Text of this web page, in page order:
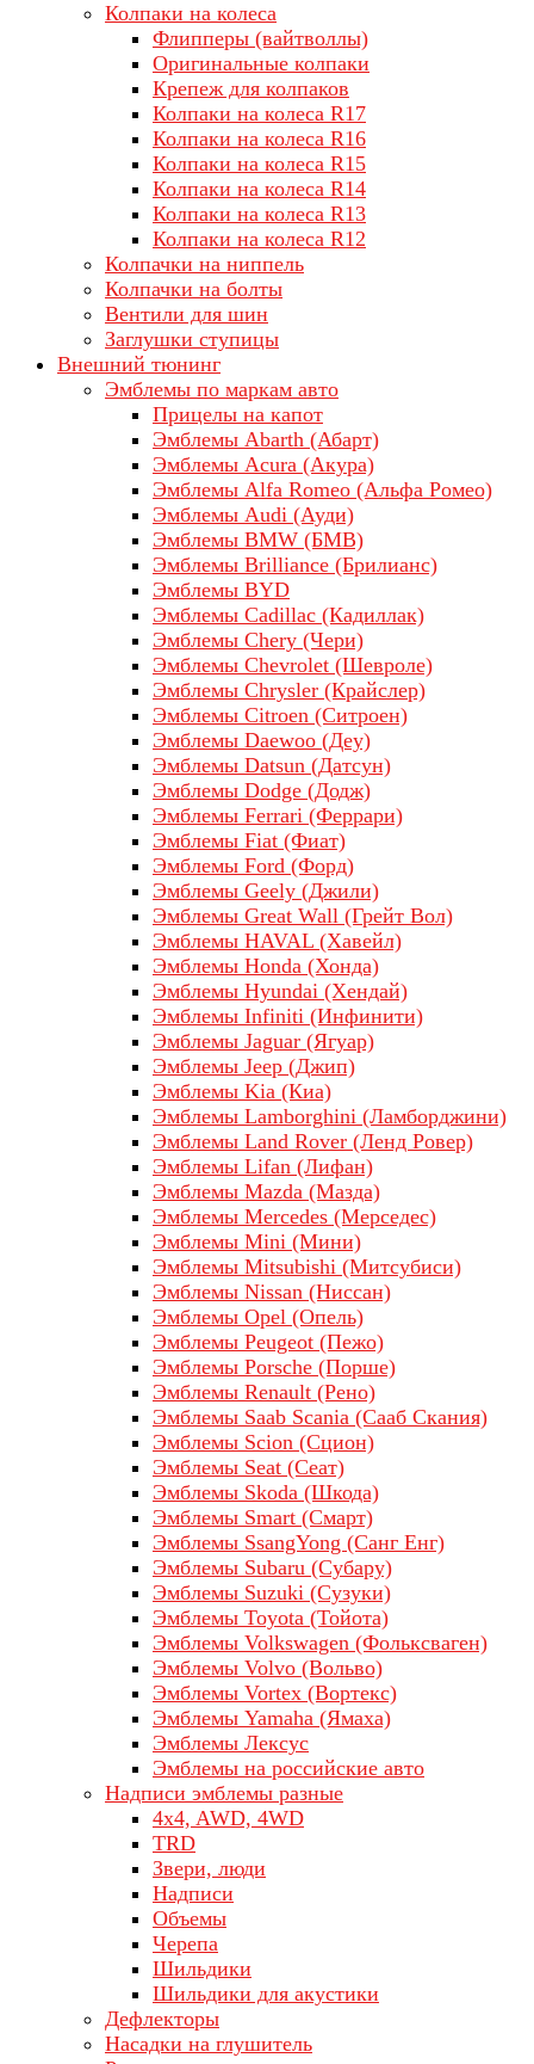
Колпаки на колеса
Флипперы (вайтволлы)
Оригинальные колпаки
Крепеж для колпаков
Колпаки на колеса R17
Колпаки на колеса R16
Колпаки на колеса R15
Колпаки на колеса R14
Колпаки на колеса R13
Колпаки на колеса R12
Колпачки на ниппель
Колпачки на болты
Вентили для шин
Заглушки ступицы
Внешний тюнинг
Эмблемы по маркам авто
Прицелы на капот
Эмблемы Abarth (Абарт)
Эмблемы Acura (Акура)
Эмблемы Alfa Romeo (Альфа Ромео)
Эмблемы Audi (Ауди)
Эмблемы BMW (БМВ)
Эмблемы Brilliance (Брилианс)
Эмблемы BYD
Эмблемы Cadillac (Кадиллак)
Эмблемы Chery (Чери)
Эмблемы Chevrolet (Шевроле)
Эмблемы Chrysler (Крайслер)
Эмблемы Citroen (Ситроен)
Эмблемы Daewoo (Деу)
Эмблемы Datsun (Датсун)
Эмблемы Dodge (Додж)
Эмблемы Ferrari (Феррари)
Эмблемы Fiat (Фиат)
Эмблемы Ford (Форд)
Эмблемы Geely (Джили)
Эмблемы Great Wall (Грейт Вол)
Эмблемы HAVAL (Хавейл)
Эмблемы Honda (Хонда)
Эмблемы Hyundai (Хендай)
Эмблемы Infiniti (Инфинити)
Эмблемы Jaguar (Ягуар)
Эмблемы Jeep (Джип)
Эмблемы Kia (Киа)
Эмблемы Lamborghini (Ламборджини)
Эмблемы Land Rover (Ленд Ровер)
Эмблемы Lifan (Лифан)
Эмблемы Mazda (Мазда)
Эмблемы Mercedes (Мерседес)
Эмблемы Mini (Мини)
Эмблемы Mitsubishi (Митсубиси)
Эмблемы Nissan (Ниссан)
Эмблемы Opel (Опель)
Эмблемы Peugeot (Пежо)
Эмблемы Porsche (Порше)
Эмблемы Renault (Рено)
Эмблемы Saab Scania (Сааб Скания)
Эмблемы Scion (Сцион)
Эмблемы Seat (Сеат)
Эмблемы Skoda (Шкода)
Эмблемы Smart (Смарт)
Эмблемы SsangYong (Санг Енг)
Эмблемы Subaru (Субару)
Эмблемы Suzuki (Сузуки)
Эмблемы Toyota (Тойота)
Эмблемы Volkswagen (Фольксваген)
Эмблемы Volvo (Вольво)
Эмблемы Vortex (Вортекс)
Эмблемы Yamaha (Ямаха)
Эмблемы Лексус
Эмблемы на российские авто
Надписи эмблемы разные
4x4, AWD, 4WD
TRD
Звери, люди
Надписи
Объемы
Черепа
Шильдики
Шильдики для акустики
Дефлекторы
Насадки на глушитель